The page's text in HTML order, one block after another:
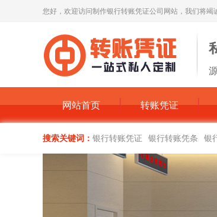
您好，欢迎访问制作银行转账凭证公司网站，我们将竭
网站首页 转账凭证
搜索关键词： 银行转账凭证 银行转账凭条 银